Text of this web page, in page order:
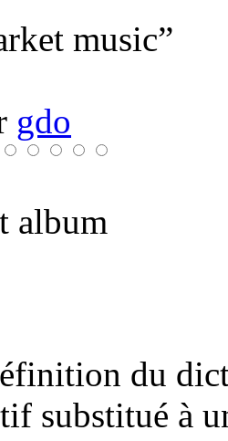
music”
gdo
album
du
substitué à